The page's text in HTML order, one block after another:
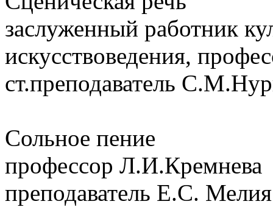
заслуженный работник
искусствоведения,
ст.преподаватель
Сольное пение
профессор Л.И.Кремнева
преподаватель Е.С. Мелия